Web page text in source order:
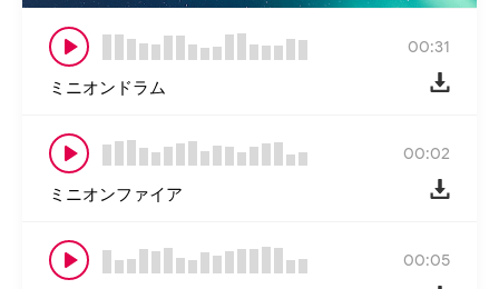
00:31
ミニオンドラム
00:02
ミニオンファイア
00:05